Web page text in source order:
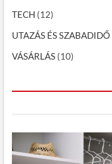
TECH (12)
UTAZÁS ÉS SZABADIDŐ
VÁSÁRLÁS(10)